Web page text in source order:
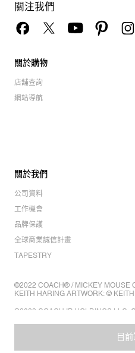
目
關注我們
關於購物
店舖查詢
網站導航
關於我們
公司資料
工作機會
品牌保護
全球商業誠信計畫
TAPESTRY
©2022 COACH® / MICKEY MOUSE
KEITH HARING ARTWORK: ©
©2022 COACH IP HOLDINGS LLC.